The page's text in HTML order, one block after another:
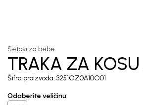
Setovi za bebe
TRAKA ZA
Šifra proizvoda: 3251OZ0A10O01
Odaberite veličinu: